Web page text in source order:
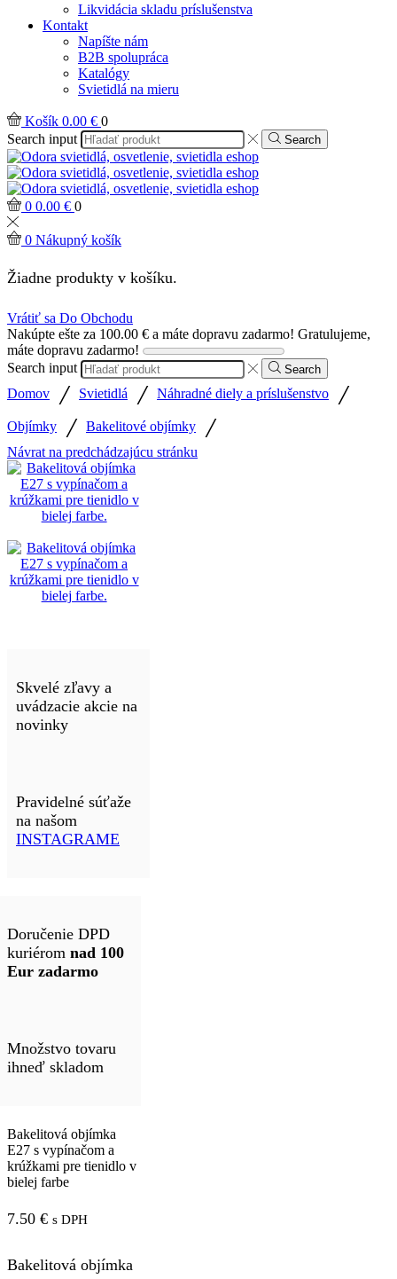
Likvidácia skladu príslušenstva
Kontakt
Napíšte nám
B2B spolupráca
Katalógy
Svietidlá na mieru
Košík 0.00 € 0
Search input
Search
0 0.00 € 0
0 Nákupný košík
Žiadne produkty v košíku.
Vrátiť sa Do Obchodu
Nakúpte ešte za 100.00 € a máte dopravu zadarmo! Gratulujeme,
máte dopravu zadarmo!
Search input
Search
Domov / Svietidlá / Náhradné diely a príslušenstvo /
Objímky / Bakelitové objímky /
Návrat na predchádzajúcu stránku
Skvelé zľavy a
uvádzacie akcie na
novinky
Pravidelné súťaže
na našom
INSTAGRAME
Doručenie DPD
kuriérom nad 100
Eur zadarmo
Množstvo tovaru
ihneď skladom
Bakelitová objímka
E27 s vypínačom a
krúžkami pre tienidlo v
bielej farbe
7.50 € s DPH
Bakelitová objímka